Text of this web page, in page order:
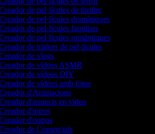
de pel·lícules de thriller
de pel·lícules dramàtiques
de pel·lícules familiars
de pel·lícules romàntiques
de tràilers de pel·lícules
de vlogs
de vídeos ASMR
de vídeos DIY
de vídeos amb fotos
d'Animacions
d'anuncis en vídeo
d'intros
d'outros
de Comercials